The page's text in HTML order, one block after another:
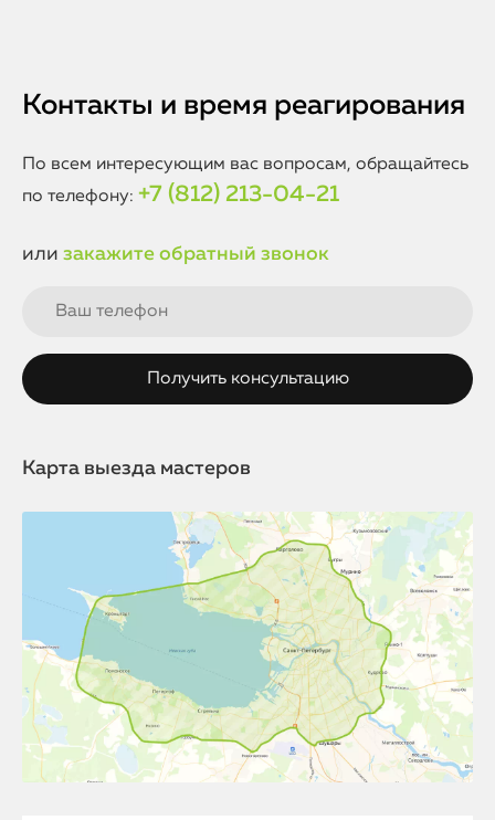
Контакты и время реагирования
По всем интересующим вас вопросам, обращайтесь
по телефону: +7 (812) 213-04-21
или закажите обратный звонок
Карта выезда мастеров